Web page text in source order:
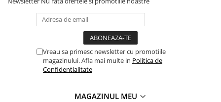
Accesorii pentru strunguri
Accesorii polizor umed și uscat
Accesorii masini de slefuit cutite
Accesorii, mese si prelungiri metal
Vreau sa primesc newsletter cu promotiile
magazinului. Afla mai multe in Politica de
Confidentialitate
MAGAZINUL MEU